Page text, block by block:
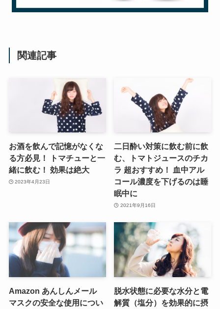
関連記事
お酒を飲んで記憶がなくな
る方必見！ トマチューと一
緒に飲む！ 効果は絶大
2023年4月23日
二日酔い対策に飲む前に飲
む、トマトジュースのチカ
ラ 超おすすめ！ 血中アル
コール濃度を下げるのは睡
眠中に
2021年9月16日
Amazon あんしんメール
マスクの安全な使用につい
脱水状態に必要な水分と電
解質（塩分）を効果的に摂